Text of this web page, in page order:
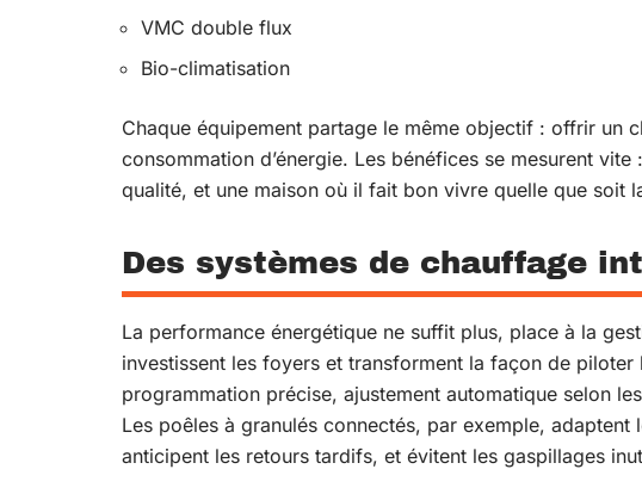
VMC double flux
Bio-climatisation
Chaque équipement partage le même objectif : offrir un
consommation d’énergie. Les bénéfices se mesurent
qualité, et une maison où il fait bon vivre quelle que soit
Des systèmes de chauffage
La performance énergétique ne suffit plus, place à la
investissent les foyers et transforment la façon de
programmation précise, ajustement automatique selon
Les poêles à granulés connectés, par exemple,
anticipent les retours tardifs, et évitent les gaspillages